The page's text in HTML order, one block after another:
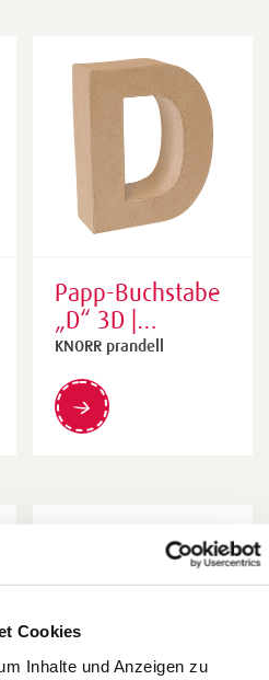
Cookies
Inhalte und Anzeigen zu
Papp-Buchstabe
„D“ 3D |
144×175×55
mm, natur
KNORR prandell